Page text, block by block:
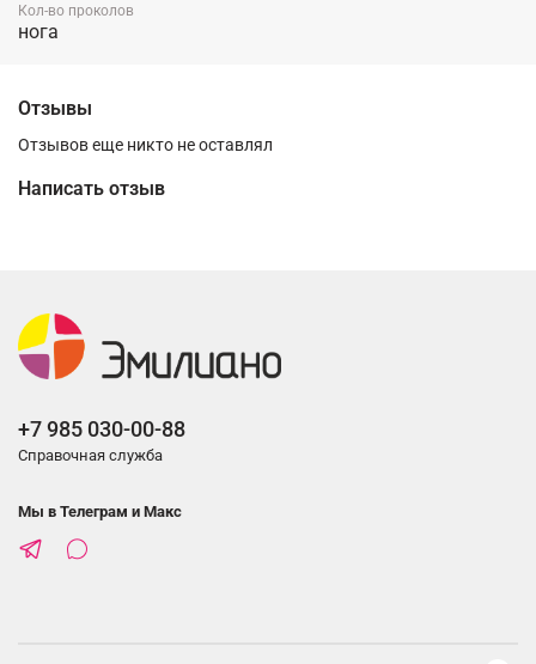
Кол-во проколов
нога
Отзывы
Отзывов еще никто не оставлял
Написать отзыв
+7 985 030-00-88
Справочная служба
Мы в Телеграм и Макс